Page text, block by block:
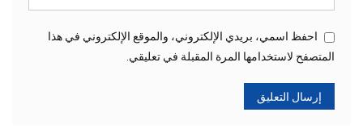
احفظ اسمي، بريدي الإلكتروني، والموقع الإلكتروني في هذا
المتصفح لاستخدامها المرة المقبلة في تعليقي.